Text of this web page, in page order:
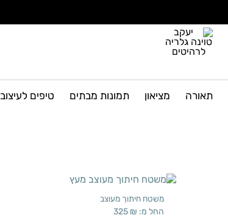
יעקב
טוינה
גלריה
לרהיטים
תאורה מציאון תמונות מבתים טיפים לעיצוב
משטח חיתוך מעוצב
החל מ: 325 ₪